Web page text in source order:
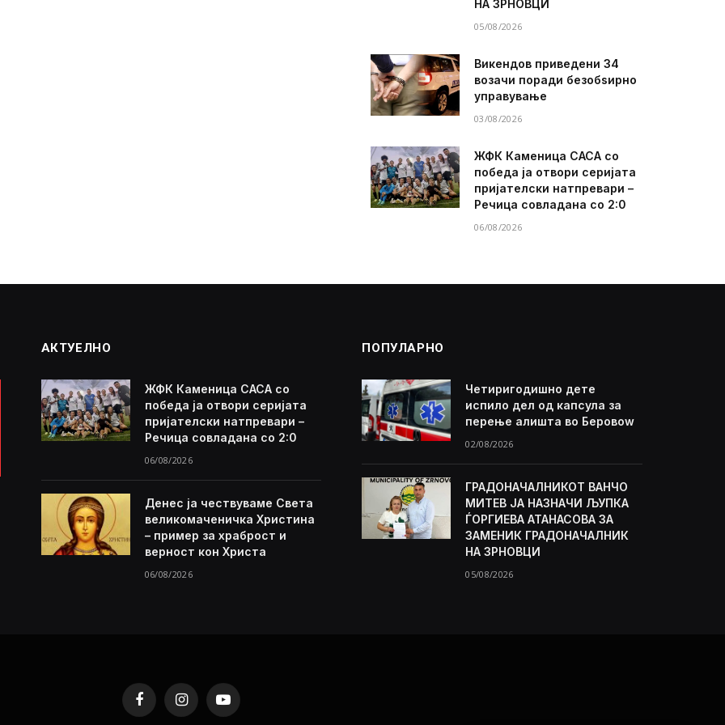
НА ЗРНОВЦИ
05/08/2026
Викендов приведени 34
возачи поради безобѕирно
управување
03/08/2026
ЖФК Каменица САСА со
победа ја отвори серијата
пријателски натпревари –
Речица совладана со 2:0
06/08/2026
АКТУЕЛНО
ЖФК Каменица САСА со
победа ја отвори серијата
пријателски натпревари –
Речица совладана со 2:0
06/08/2026
Денес ја чествуваме Света
великомаченичка Христина
– пример за храброст и
верност кон Христа
06/08/2026
ПОПУЛАРНО
Четиригодишно дете
испило дел од капсула за
перење алишта во Беровоw
02/08/2026
ГРАДОНАЧАЛНИКОТ ВАНЧО
МИТЕВ ЈА НАЗНАЧИ ЉУПКА
ЃОРГИЕВА АТАНАСОВА ЗА
ЗАМЕНИК ГРАДОНАЧАЛНИК
НА ЗРНОВЦИ
05/08/2026
FacebookInstagramYouTube